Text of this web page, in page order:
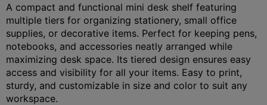
A compact and functional mini desk shelf featuring
multiple tiers for organizing stationery, small office
supplies, or decorative items. Perfect for keeping pens,
notebooks, and accessories neatly arranged while
maximizing desk space. Its tiered design ensures easy
access and visibility for all your items. Easy to print,
sturdy, and customizable in size and color to suit any
workspace.